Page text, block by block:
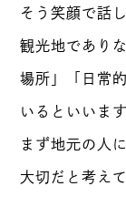
そう笑顔で話
観光地であり
場所」「日常
いるといいま
まず地元の人
大切だと考え